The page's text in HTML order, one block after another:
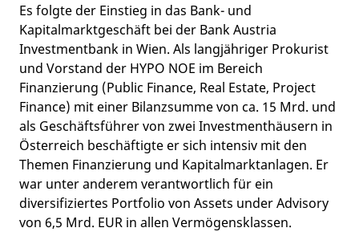
Es folgte der Einstieg in das Bank- und
Kapitalmarktgeschäft bei der Bank Austria
Investmentbank in Wien. Als langjähriger Prokurist
und Vorstand der HYPO NOE im Bereich
Finanzierung (Public Finance, Real Estate, Project
Finance) mit einer Bilanzsumme von ca. 15 Mrd. und
als Geschäftsführer von zwei Investmenthäusern in
Österreich beschäftigte er sich intensiv mit den
Themen Finanzierung und Kapitalmarktanlagen. Er
war unter anderem verantwortlich für ein
diversifiziertes Portfolio von Assets under Advisory
von 6,5 Mrd. EUR in allen Vermögensklassen.